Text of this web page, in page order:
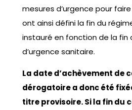
mesures d’urgence pour
ont ainsi défini la fin du
instauré en fonction de la fin
d’urgence sanitaire.
La date d’achèvement de
dérogatoire a donc été
titre provisoire. Si la fin du